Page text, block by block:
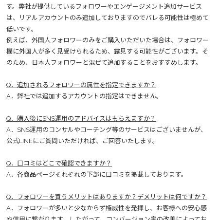
す。弊社が提供しているフォロワーやエンゲージメント追加サービス
は、リアルアカウントのみ追加しておりますのでバレる可能性は極めて
低いです。
例えば、外国人フォロワーのみをご購入いただいた場合は、フォロワー
欄に外国人が多く見受けられるため、露見する可能性がございます。そ
のため、日本人フォロワーと混ぜて追加することをおすすめします。
Q．追加されるフォロワーの属性を指定できますか？
A．弊社では追加するアカウントの指定はできません。
Q．購入後にSNS運用のアドバイスはもらえますか？
A．SNS運用のコンサルやコーチング等のサービスはございませんが、
公式LINEにご質問いただければ、ご回答いたします。
Q．口コミはどこで確認できますか？
A．各商品ページそれぞれの下部に口コミを掲載しております。
Q．フォロワーを買うメリットはありますか？デメリットは何ですか？
A．フォロワーが多いと少なからず権威性を発揮し、お客様への安心感